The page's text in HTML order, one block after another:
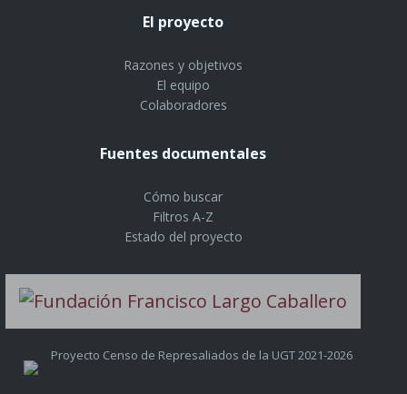
El proyecto
Razones y objetivos
El equipo
Colaboradores
Fuentes documentales
Cómo buscar
Filtros A-Z
Estado del proyecto
Proyecto Censo de Represaliados de la UGT 2021-2026